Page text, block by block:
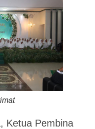
Ketua Pembina